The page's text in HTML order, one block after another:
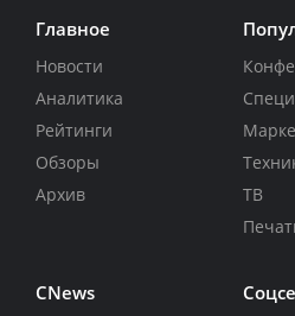
Главное
Новости
Аналитика
Рейтинги
Обзоры
Архив
ТВ
CNews